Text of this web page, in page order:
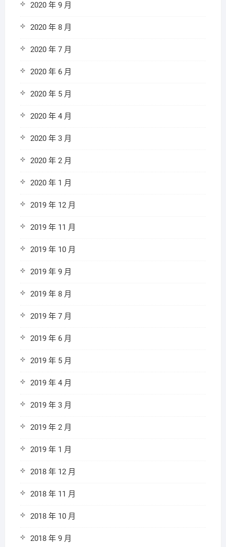
2020 年 9 月
2020 年 8 月
2020 年 7 月
2020 年 6 月
2020 年 5 月
2020 年 4 月
2020 年 3 月
2020 年 2 月
2020 年 1 月
2019 年 12 月
2019 年 11 月
2019 年 10 月
2019 年 9 月
2019 年 8 月
2019 年 7 月
2019 年 6 月
2019 年 5 月
2019 年 4 月
2019 年 3 月
2019 年 2 月
2019 年 1 月
2018 年 12 月
2018 年 11 月
2018 年 10 月
2018 年 9 月